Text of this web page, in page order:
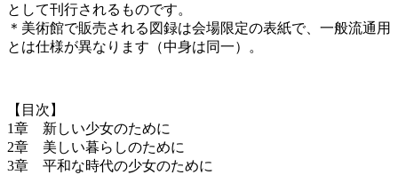
として刊行されるものです。
＊美術館で販売される図録は会場限定の表紙で、一般流通用
とは仕様が異なります（中身は同一）。
【目次】
1章 新しい少女のために
2章 美しい暮らしのために
3章 平和な時代の少女のために